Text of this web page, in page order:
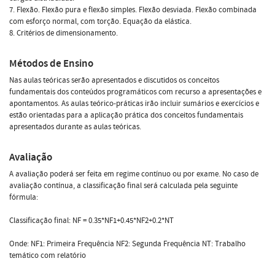
7. Flexão. Flexão pura e flexão simples. Flexão desviada. Flexão combinada
com esforço normal, com torção. Equação da elástica.
8. Critérios de dimensionamento.
Métodos de Ensino
Nas aulas teóricas serão apresentados e discutidos os conceitos
fundamentais dos conteúdos programáticos com recurso a apresentações e
apontamentos. As aulas teórico-práticas irão incluir sumários e exercícios e
estão orientadas para a aplicação prática dos conceitos fundamentais
apresentados durante as aulas teóricas.
Avaliação
A avaliação poderá ser feita em regime contínuo ou por exame. No caso de
avaliação contínua, a classificação final será calculada pela seguinte
fórmula:
Classificação final: NF = 0.35*NF1+0.45*NF2+0.2*NT
Onde: NF1: Primeira Frequência NF2: Segunda Frequência NT: Trabalho
temático com relatório